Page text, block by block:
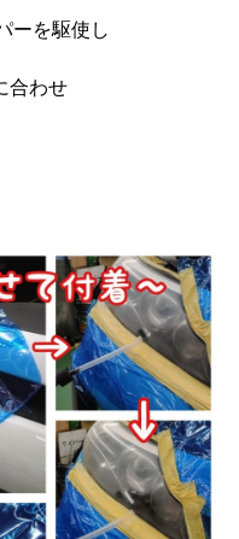
ーを駆使し
合わせ